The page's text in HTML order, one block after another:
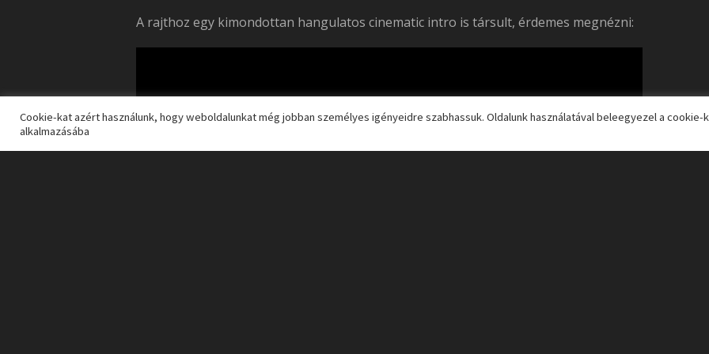
A rajthoz egy kimondottan hangulatos cinematic intro is társult, érdemes megnézni:
Cookie-kat azért használunk, hogy weboldalunkat még jobban személyes igényeidre szabhassuk. Oldalunk használatával beleegyezel a cookie-k
alkalmazásába